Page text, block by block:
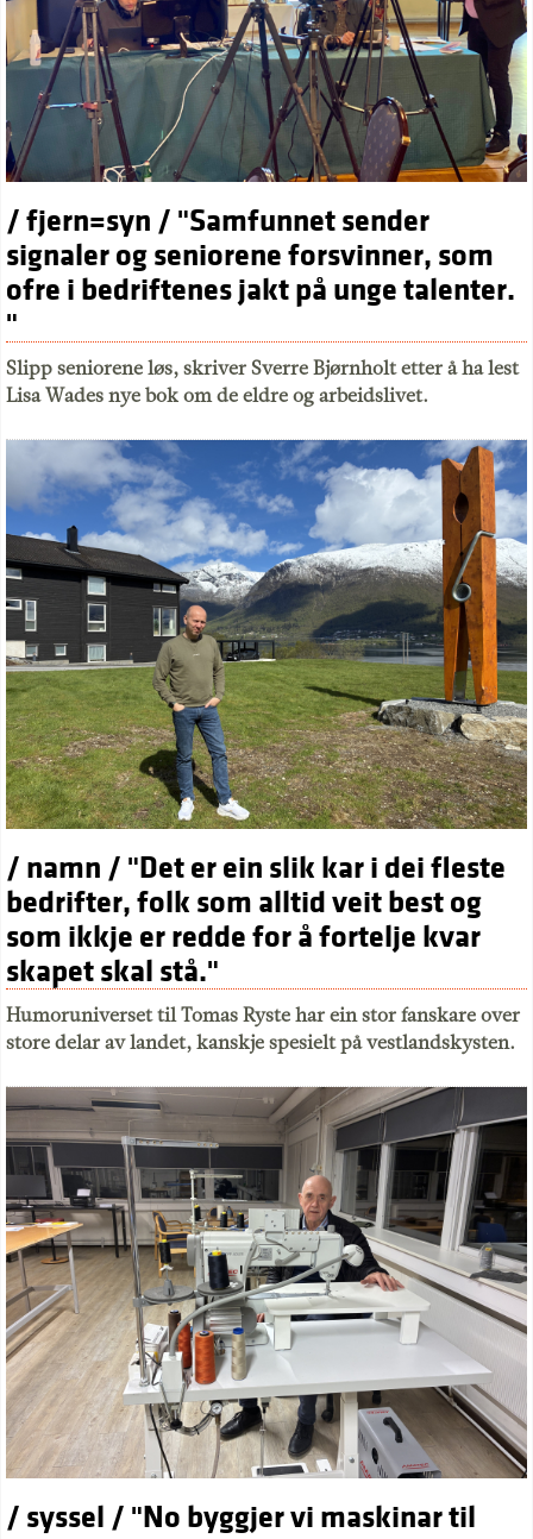
/ fjern=syn / "Samfunnet sender
signaler og seniorene forsvinner, som
ofre i bedriftenes jakt på unge talenter.
"
Slipp seniorene løs, skriver Sverre Bjørnholt etter å ha lest
Lisa Wades nye bok om de eldre og arbeidslivet.
/ namn / "Det er ein slik kar i dei fleste
bedrifter, folk som alltid veit best og
som ikkje er redde for å fortelje kvar
skapet skal stå."
Humoruniverset til Tomas Ryste har ein stor fanskare over
store delar av landet, kanskje spesielt på vestlandskysten.
/ syssel / "No byggjer vi maskinar til